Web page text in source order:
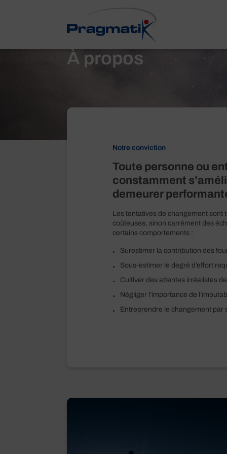
À propos
Notre conviction
Toute personne ou
constamment
demeurer
Les tentatives de changement sont
coûteuses, sinon carrément des
certains comportements :
Surestimer la contribution des
Sous-estimer le degré d’effort
Cultiver des attentes irréalistes
Négliger l’importance de
Entreprendre le changement